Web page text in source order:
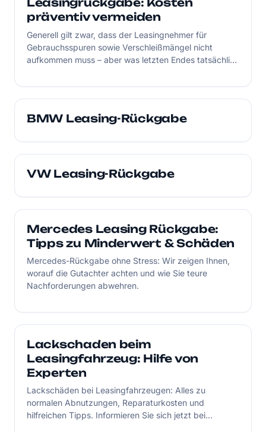
Leasingrückgabe: Kosten
präventiv vermeiden
Generell gilt zwar, dass der Leasingnehmer für
Gebrauchsspuren sowie Verschleißmängel nicht
aufkommen muss – aber was letzten Endes tatsächlich
undefiniert. Wer bei der Leasingrückgabe nicht nur auf
einen gutmütigen Gutachter pokern möchte, sollte
ziehen.
BMW Leasing-Rückgabe
VW Leasing-Rückgabe
Mercedes Leasing Rückgabe:
Tipps zu Minderwert & Schäden
Mercedes-Rückgabe ohne Stress: Wir zeigen Ihnen,
worauf die Gutachter achten und wie Sie teure
Nachforderungen abwehren.
Lackschaden beim
Leasingfahrzeug: Hilfe von
Experten
Lackschäden bei Leasingfahrzeugen: Alles zu
normalen Abnutzungen, Reparaturkosten und
hilfreichen Tipps. Informieren Sie sich jetzt bei